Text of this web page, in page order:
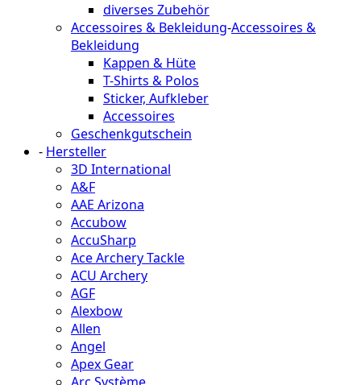
diverses Zubehör
Accessoires & Bekleidung-Accessoires &
Bekleidung
Kappen & Hüte
T-Shirts & Polos
Sticker, Aufkleber
Accessoires
Geschenkgutschein
- Hersteller
3D International
A&F
AAE Arizona
Accubow
AccuSharp
Ace Archery Tackle
ACU Archery
AGF
Alexbow
Allen
Angel
Apex Gear